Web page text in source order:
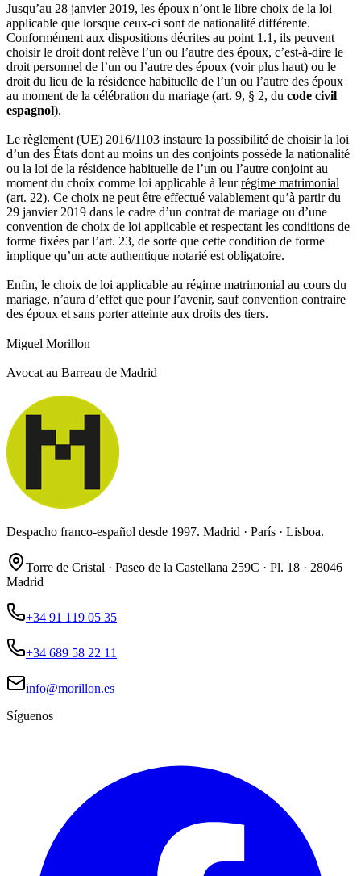
Jusqu’au 28 janvier 2019, les époux n’ont le libre choix de la loi
applicable que lorsque ceux-ci sont de nationalité différente.
Conformément aux dispositions décrites au point 1.1, ils peuvent
choisir le droit dont relève l’un ou l’autre des époux, c’est-à-dire le
droit personnel de l’un ou l’autre des époux (voir plus haut) ou le
droit du lieu de la résidence habituelle de l’un ou l’autre des époux
au moment de la célébration du mariage (art. 9, § 2, du code civil
espagnol).
Le règlement (UE) 2016/1103 instaure la possibilité de choisir la loi
d’un des États dont au moins un des conjoints possède la nationalité
ou la loi de la résidence habituelle de l’un ou l’autre conjoint au
moment du choix comme loi applicable à leurrégime matrimonial
(art. 22). Ce choix ne peut être effectué valablement qu’à partir du
29 janvier 2019 dans le cadre d’un contrat de mariage ou d’une
convention de choix de loi applicable et respectant les conditions de
forme fixées par l’art. 23, de sorte que cette condition de forme
implique qu’un acte authentique notarié est obligatoire.
Enfin, le choix de loi applicable au régime matrimonial au cours du
mariage, n’aura d’effet que pour l’avenir, sauf convention contraire
des époux et sans porter atteinte aux droits des tiers.
Miguel Morillon
Avocat au Barreau de Madrid
Despacho franco-español desde 1997. Madrid · París · Lisboa.
Torre de Cristal · Paseo de la Castellana 259C · Pl. 18 · 28046
Madrid
+34 91 119 05 35
+34 689 58 22 11
info@morillon.es
Síguenos